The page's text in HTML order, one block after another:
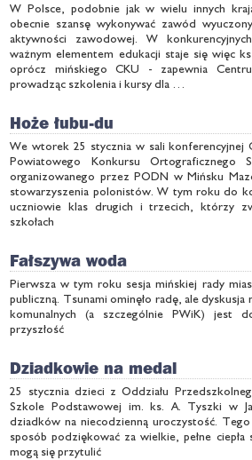
W Polsce, podobnie jak w wielu innych
obecnie szansę wykonywać zawód
aktywności zawodowej. W
ważnym elementem edukacji staje się więc
oprócz mińskiego CKU - zapewnia
prowadząc szkolenia i kursy dla …
Hoże łubu-du
We wtorek 25 stycznia w sali konferencyjnej
Powiatowego Konkursu Ortograficznego
organizowanego przez PODN w Mińsku
stowarzyszenia polonistów. W tym roku do
uczniowie klas drugich i trzecich, którzy
szkołach
Fałszywa woda
Pierwsza w tym roku sesja mińskiej rady
publiczną. Tsunami ominęło radę, ale dyskusja
komunalnych (a szczególnie PWiK) jest
przyszłość
Dziadkowie na medal
25 stycznia dzieci z Oddziału
Szkole Podstawowej im. ks. A. Tyszki w
dziadków na niecodzienną uroczystość. Tego
sposób podziękować za wielkie, pełne
mogą się przytulić